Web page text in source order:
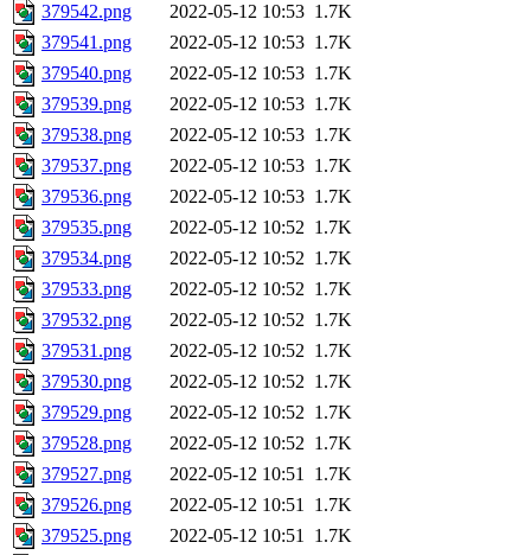
379542.png
2022-05-12 10:53 1.7K
379541.png
2022-05-12 10:53 1.7K
379540.png
2022-05-12 10:53 1.7K
379539.png
2022-05-12 10:53 1.7K
379538.png
2022-05-12 10:53 1.7K
379537.png
2022-05-12 10:53 1.7K
379536.png
2022-05-12 10:53 1.7K
379535.png
2022-05-12 10:52 1.7K
379534.png
2022-05-12 10:52 1.7K
379533.png
2022-05-12 10:52 1.7K
379532.png
2022-05-12 10:52 1.7K
379531.png
2022-05-12 10:52 1.7K
379530.png
2022-05-12 10:52 1.7K
379529.png
2022-05-12 10:52 1.7K
379528.png
2022-05-12 10:52 1.7K
379527.png
2022-05-12 10:51 1.7K
379526.png
2022-05-12 10:51 1.7K
379525.png
2022-05-12 10:51 1.7K